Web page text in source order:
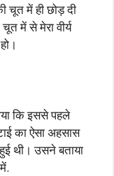
चूत में ही छोड़ दी
में से मेरा वीर्य
कि इससे पहले
का ऐसा अहसास
थी। उसने बताया